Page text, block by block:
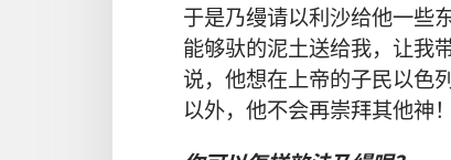
于是乃缦请以利沙给他一些
能够驮的泥土送给我， 让我
说， 他想在上帝的子民以色
以外， 他不会再崇拜其他神！